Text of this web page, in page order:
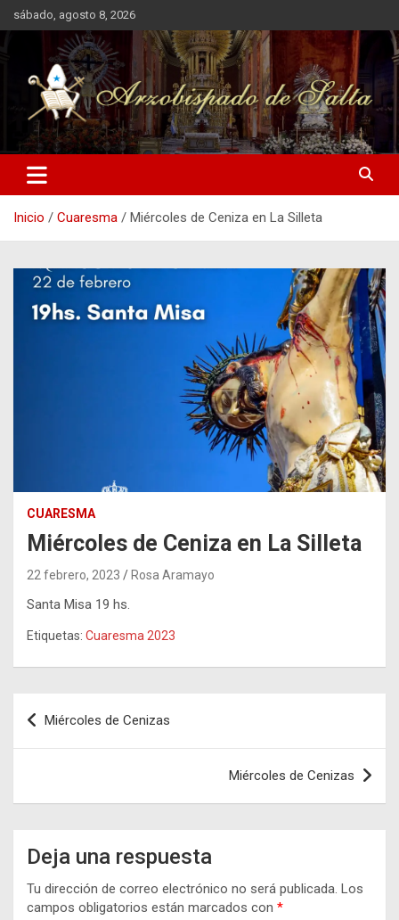
Saltar
al
contenido
sábado, agosto 8, 2026
Arzobispado de Salta
Arzobispado de Salta
Inicio Cuaresma Miércoles de Ceniza en La Silleta
CUARESMA
Miércoles de Ceniza en La Silleta
22 febrero, 2023 Rosa Aramayo
Santa Misa 19 hs.
Etiquetas: Cuaresma 2023
Navegación
de
Miércoles de Cenizas
Miércoles de Cenizas
Deja una respuesta
Tu dirección de correo electrónico no será publicada. Los
campos obligatorios están marcados con *